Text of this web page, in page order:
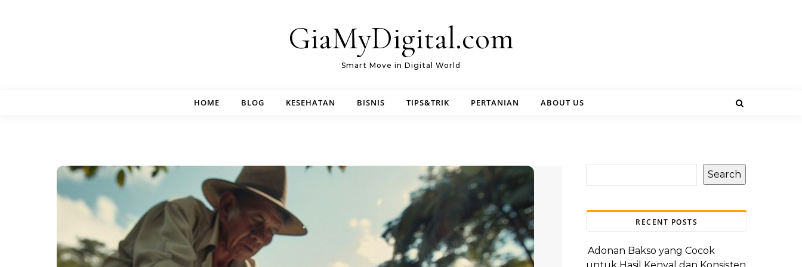
GiaMyDigital.com
Smart Move in Digital World
HOME BLOG KESEHATAN BISNIS TIPS&TRIK PERTANIAN ABOUT US
Search
RECENT POSTS
Adonan Bakso yang Cocok